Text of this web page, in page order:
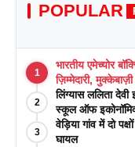
POPULAR
1
भारतीय एमेच्योर
ज़िम्मेदारी,
2
लिंग्यास ललिता
स्कूल ऑफ
पत्रिकाओं में
आयोजन किया
3
वेड़िया गांव में दो
घायल